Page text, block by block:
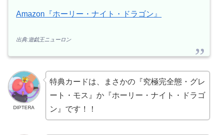
Amazon『ホーリー・ナイト・ドラゴン』
出典:遊戯王ニューロン
DIPTERA
特典カードは、まさかの『究極完全態・グレ
ート・モス』か『ホーリー・ナイト・ドラゴ
ン』です！！